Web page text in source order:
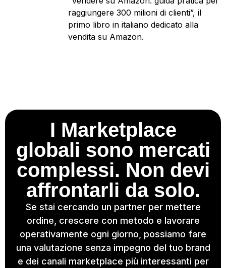
raggiungere 300 milioni di clienti”, il
primo libro in italiano dedicato alla
vendita su Amazon.
I Marketplace
globali sono mercati
complessi. Non devi
affrontarli da solo.
Se stai cercando un partner per mettere
ordine, crescere con metodo e lavorare
operativamente ogni giorno, possiamo fare
una valutazione senza impegno del tuo brand
e dei canali marketplace più interessanti per